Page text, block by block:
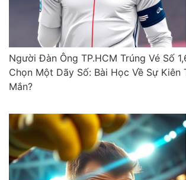
Người Đàn Ông TP.HCM Trúng Vé Số
Chọn Một Dãy Số: Bài Học Về Sự Kiên
Mắn?